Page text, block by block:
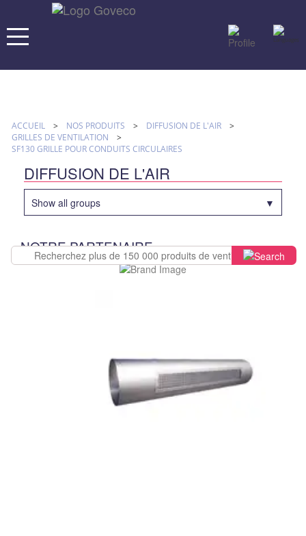
ACCUEIL > NOS PRODUITS > DIFFUSION DE L'AIR >
GRILLES DE VENTILATION >
SF130 GRILLE POUR CONDUITS CIRCULAIRES
DIFFUSION DE L'AIR
Show all groups
NOTRE PARTENAIRE